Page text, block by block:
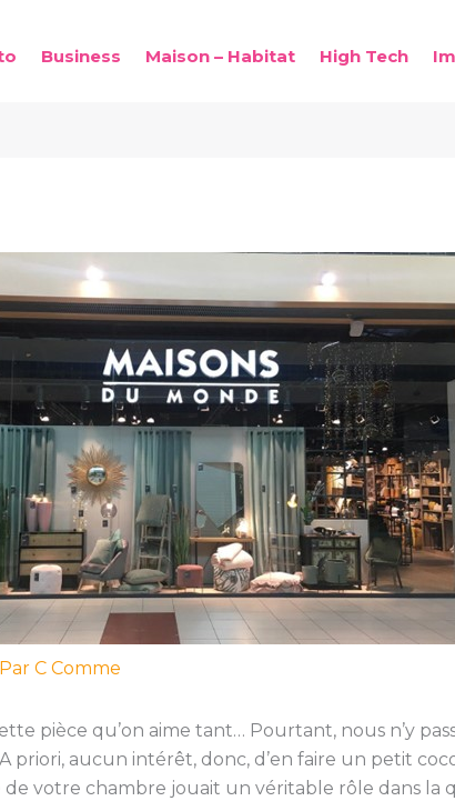
Business Maison – Habitat High Tech
C Comme
pièce qu’on aime tant… Pourtant, nous n’y
priori, aucun intérêt, donc, d’en faire un petit
de votre chambre jouait un véritable rôle dans la